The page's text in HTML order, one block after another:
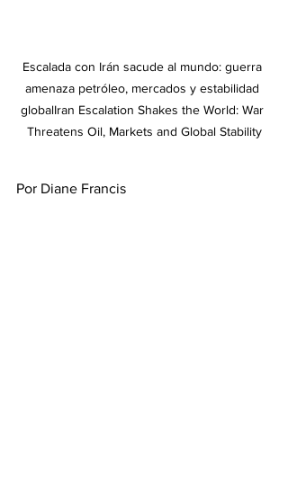
Escalada con Irán sacude al mundo: guerra
amenaza petróleo, mercados y estabilidad
globalIran Escalation Shakes the World: War
Threatens Oil, Markets and Global Stability
Por Diane Francis